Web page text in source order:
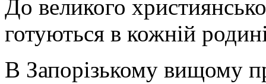
До великого
готуються в кожній
В Запорізькому вищому